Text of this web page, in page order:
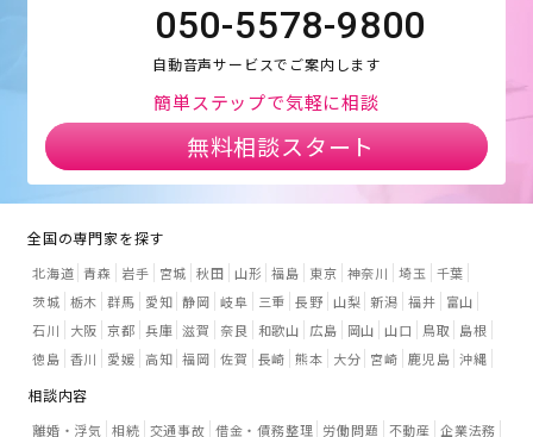
050-5578-9800
自動音声サービスでご案内します
簡単ステップで気軽に相談
無料相談スタート
全国の専門家を探す
北海道 青森 岩手 宮城 秋田 山形 福島 東京 神奈川 埼玉
千葉
茨城 栃木 群馬 愛知 静岡 岐阜 三重 長野 山梨 新潟 福井
富山
石川
大阪 京都 兵庫 滋賀 奈良 和歌山 広島 岡山 山口 鳥取
島根
徳島 香川 愛媛 高知 福岡 佐賀 長崎 熊本 大分 宮崎 鹿児島 沖縄
相談内容
離婚・浮気 相続 交通事故 借金・債務整理 労働問題 不動産 企業法務